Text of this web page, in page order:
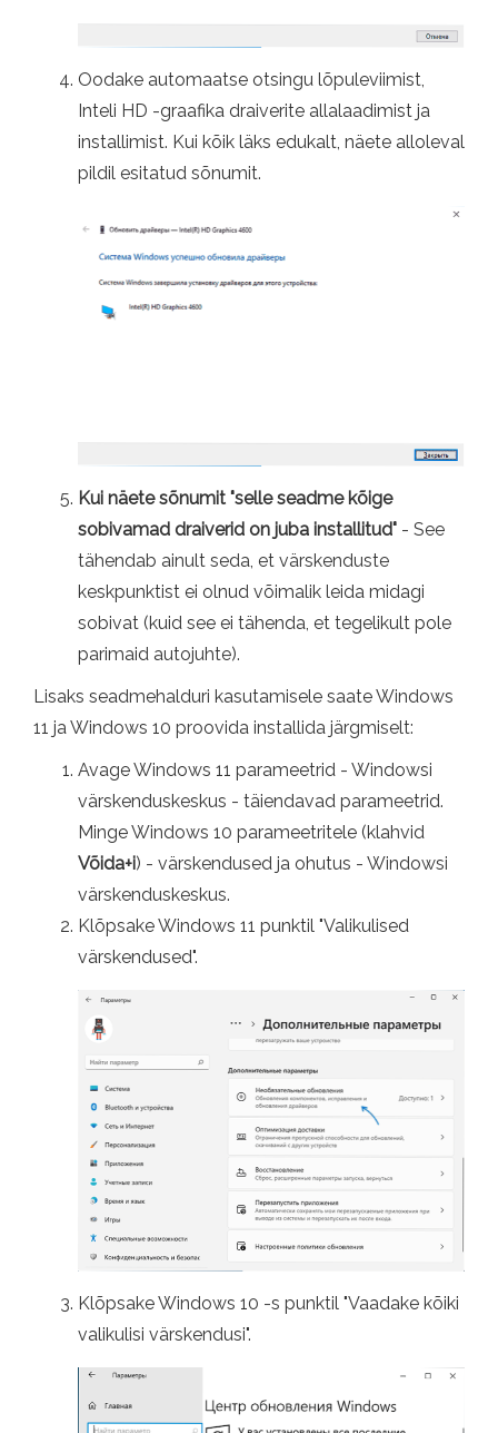
Oodake automaatse otsingu lõpuleviimist,
Inteli HD -graafika draiverite allalaadimist ja
installimist. Kui kõik läks edukalt, näete alloleval
pildil esitatud sõnumit.
Kui näete sõnumit "selle seadme kõige
sobivamad draiverid on juba installitud" - See
tähendab ainult seda, et värskenduste
keskpunktist ei olnud võimalik leida midagi
sobivat (kuid see ei tähenda, et tegelikult pole
parimaid autojuhte).
Lisaks seadmehalduri kasutamisele saate Windows
11 ja Windows 10 proovida installida järgmiselt:
Avage Windows 11 parameetrid - Windowsi
värskenduskeskus - täiendavad parameetrid.
Minge Windows 10 parameetritele (klahvid
Võida+i) - värskendused ja ohutus - Windowsi
värskenduskeskus.
Klõpsake Windows 11 punktil "Valikulised
värskendused".
Klõpsake Windows 10 -s punktil "Vaadake kõiki
valikulisi värskendusi".